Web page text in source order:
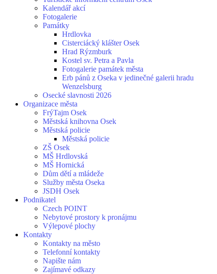
Kalendář akcí
Fotogalerie
Památky
Hrdlovka
Cisterciácký klášter Osek
Hrad Rýzmburk
Kostel sv. Petra a Pavla
Fotogalerie památek města
Erb pánů z Oseka v jedinečné galerii hradu
Wenzelsburg
Osecké slavnosti 2026
Organizace města
FrýTajm Osek
Městská knihovna Osek
Městská policie
Městská policie
ZŠ Osek
MŠ Hrdlovská
MŠ Hornická
Dům dětí a mládeže
Služby města Oseka
JSDH Osek
Podnikatel
Czech POINT
Nebytové prostory k pronájmu
Výlepové plochy
Kontakty
Kontakty na město
Telefonní kontakty
Napište nám
Zajímavé odkazy